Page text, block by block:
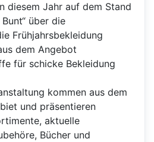
diesem Jahr auf dem Stand
über die
Frühjahrsbekleidung
dem Angebot
für schicke Bekleidung
kommen aus dem
und präsentieren
aktuelle
Bücher und